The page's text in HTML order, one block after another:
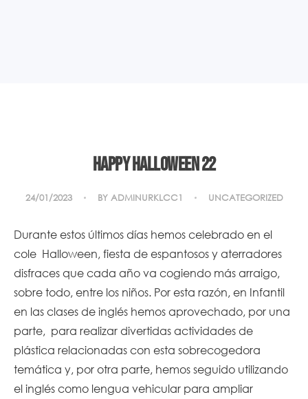
Happy Halloween 22
24/01/2023 BY ADMINURKLCC1 UNCATEGORIZED
Durante estos últimos días hemos celebrado en el
cole Halloween, fiesta de espantosos y aterradores
disfraces que cada año va cogiendo más arraigo,
sobre todo, entre los niños. Por esta razón, en Infantil
en las clases de inglés hemos aprovechado, por una
parte, para realizar divertidas actividades de
plástica relacionadas con esta sobrecogedora
temática y, por otra parte, hemos seguido utilizando
el inglés como lengua vehicular para ampliar